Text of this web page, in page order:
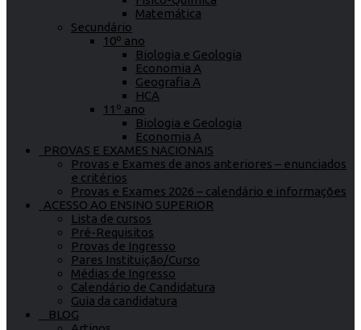
Matemática
Secundário
10º ano
Biologia e Geologia
Economia A
Geografia A
HCA
11º ano
Biologia e Geologia
Economia A
PROVAS E EXAMES NACIONAIS
Provas e Exames de anos anteriores – enunciados
e critérios
Provas e Exames 2026 – calendário e informações
ACESSO AO ENSINO SUPERIOR
Lista de cursos
Pré-Requisitos
Provas de Ingresso
Pares Instituição/Curso
Médias de Ingresso
Calendário de Candidatura
Guia da candidatura
BLOG